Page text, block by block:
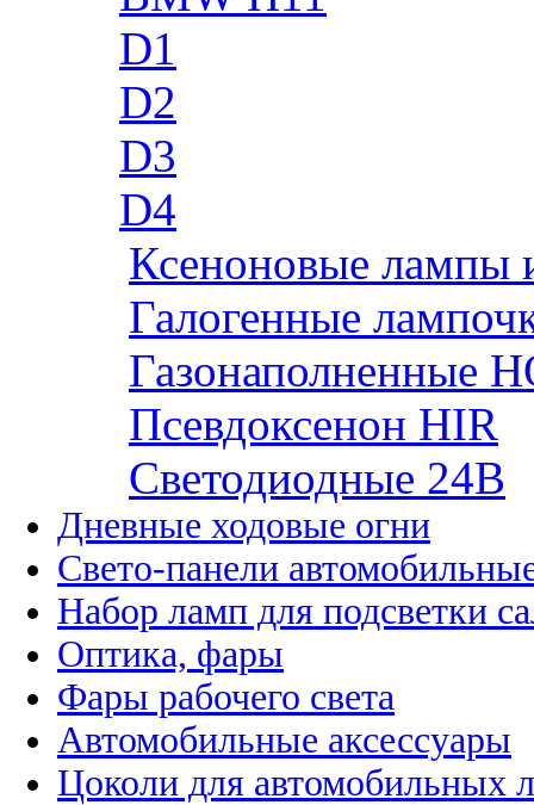
D1
D2
D3
D4
Ксеноновые лампы
Галогенные
Газонаполненные
Псевдоксенон HIR
Cветодиодные 24B
Дневные ходовые огни
Свето-панели
Набор ламп для подсветки
Оптика, фары
Фары рабочего света
Автомобильные аксессуары
Цоколи для автомобильных